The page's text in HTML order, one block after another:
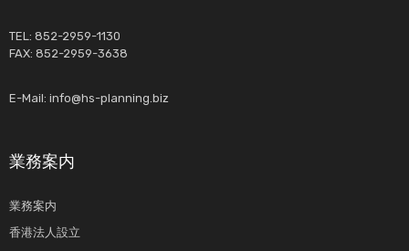
TEL: 852-2959-1130
FAX: 852-2959-3638
E-Mail: info@hs-planning.biz
業務案内
業務案内
香港法人設立